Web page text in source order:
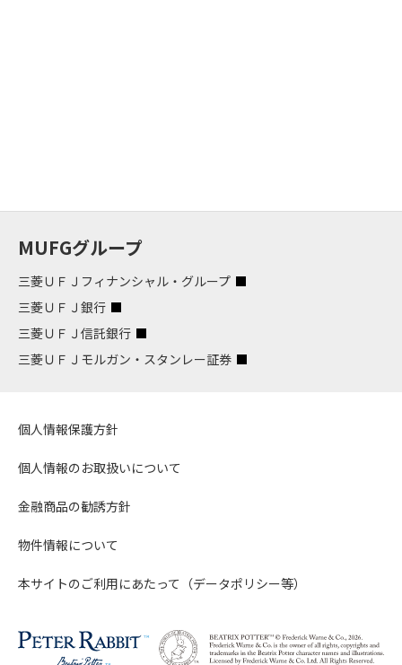
MUFGグループ
三菱ＵＦＪフィナンシャル・グループ
三菱ＵＦＪ銀行
三菱ＵＦＪ信託銀行
三菱ＵＦＪモルガン・スタンレー証券
個人情報保護方針
個人情報のお取扱いについて
金融商品の勧誘方針
物件情報について
本サイトのご利用にあたって（データポリシー等）